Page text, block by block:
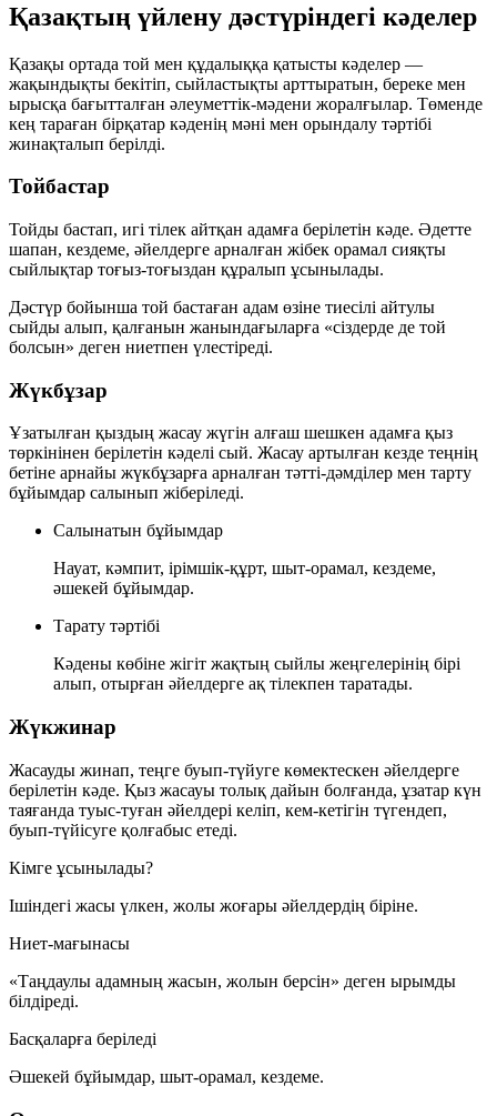
Қазақтың үйлену дәстүріндегі кәделер
Қазақы ортада той мен құдалыққа қатысты кәделер —
жақындықты бекітіп, сыйластықты арттыратын, береке мен
ырысқа бағытталған әлеуметтік-мәдени жоралғылар. Төменде
кең тараған бірқатар кәденің мәні мен орындалу тәртібі
жинақталып берілді.
Тойбастар
Тойды бастап, игі тілек айтқан адамға берілетін кәде. Әдетте
шапан, кездеме, әйелдерге арналған жібек орамал сияқты
сыйлықтар тоғыз-тоғыздан құралып ұсынылады.
Дәстүр бойынша той бастаған адам өзіне тиесілі айтулы
сыйды алып, қалғанын жанындағыларға «сіздерде де той
болсын» деген ниетпен үлестіреді.
Жүкбұзар
Ұзатылған қыздың жасау жүгін алғаш шешкен адамға қыз
төркінінен берілетін кәделі сый. Жасау артылған кезде теңнің
бетіне арнайы жүкбұзарға арналған тәтті-дәмділер мен тарту
бұйымдар салынып жіберіледі.
Салынатын бұйымдар
Науат, кәмпит, ірімшік-құрт, шыт-орамал, кездеме,
әшекей бұйымдар.
Тарату тәртібі
Кәдены көбіне жігіт жақтың сыйлы жеңгелерінің бірі
алып, отырған әйелдерге ақ тілекпен таратады.
Жүкжинар
Жасауды жинап, теңге буып-түйуге көмектескен әйелдерге
берілетін кәде. Қыз жасауы толық дайын болғанда, ұзатар күн
таяғанда туыс-туған әйелдері келіп, кем-кетігін түгендеп,
буып-түйісуге қолғабыс етеді.
Кімге ұсынылады?
Ішіндегі жасы үлкен, жолы жоғары әйелдердің біріне.
Ниет-мағынасы
«Таңдаулы адамның жасын, жолын берсін» деген ырымды
білдіреді.
Басқаларға беріледі
Әшекей бұйымдар, шыт-орамал, кездеме.